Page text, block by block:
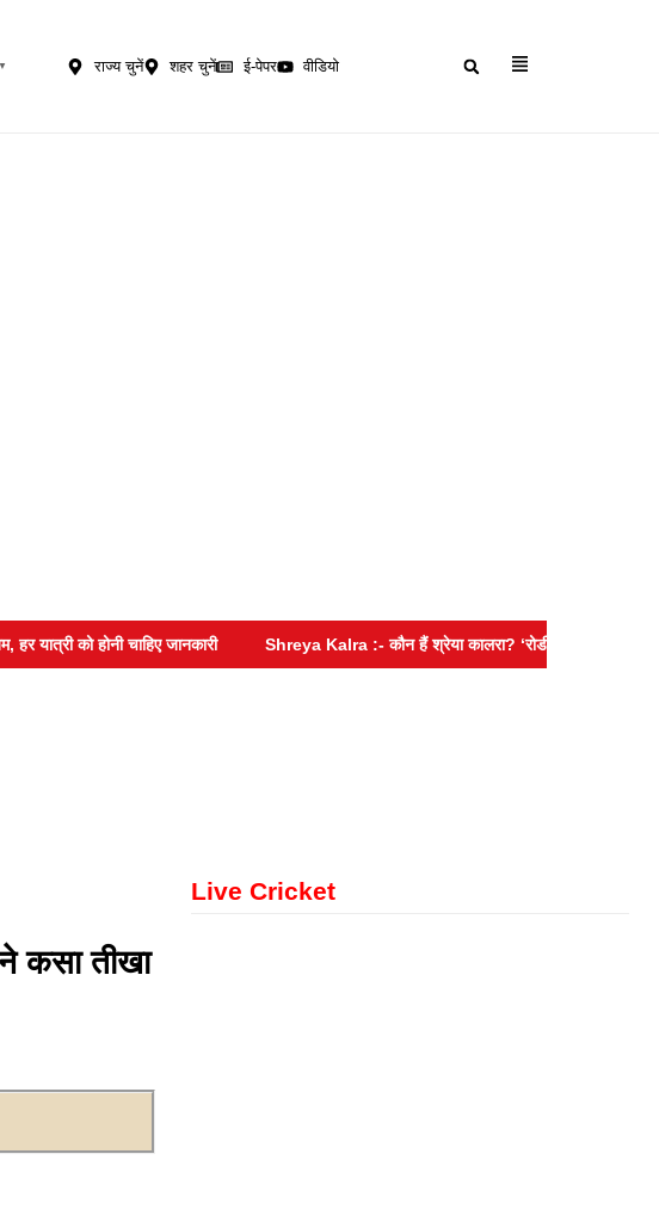
▼ राज्य चुनें शहर चुनें ई-पेपर वीडियो
होनी चाहिए जानकारी Shreya Kalra :- कौन हैं श्रेया कालरा? ‘रोडीज’ में नहीं मिली सफलता,
कसा तीखा
Live Cricket